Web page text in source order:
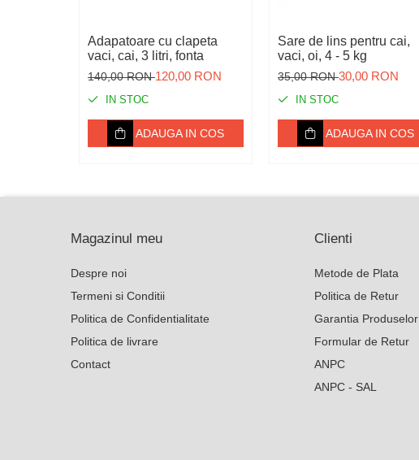
Plase gard electric
Poarta gard electric
Seturi gard electric
Echipamente de lucru
Imbracaminte profesionala
Incaltaminte
Protectia capului
Adapatoare cu clapeta
vaci, cai, 3 litri, fonta
140,00 RON120,00 RON
IN STOC
ADAUGA IN COS
Sare de lins pentru cai,
vaci, oi, 4 - 5 kg
35,00 RON30,00 RON
IN STOC
ADAUGA IN COS
Magazinul meu
Despre noi
Termeni si Conditii
Politica de Confidentialitate
Politica de livrare
Contact
Clienti
Metode de Plata
Politica de Retur
Garantia Produselor
Formular de Retur
ANPC
ANPC - SAL